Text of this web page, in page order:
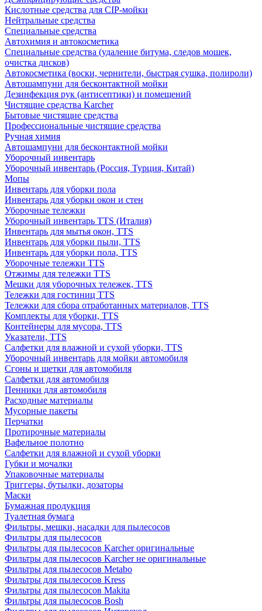
Кислотные средства для CIP-мойки
Нейтральные средства
Специальные средства
Автохимия и автокосметика
Специальные средства (удаление битума, следов мошек,
очистка дисков)
Автокосметика (воски, чернители, быстрая сушка, полироли)
Автошампуни для бесконтактной мойки
Дезинфекция рук (антисептики) и помещений
Чистящие средства Karcher
Бытовые чистящие средства
Профессиональные чистящие средства
Ручная химия
Автошампуни для бесконтактной мойки
Уборочный инвентарь
Уборочный инвентарь (Россия, Турция, Китай)
Мопы
Инвентарь для уборки пола
Инвентарь для уборки окон и стен
Уборочные тележки
Уборочный инвентарь TTS (Италия)
Инвентарь для мытья окон, TTS
Инвентарь для уборки пыли, TTS
Инвентарь для уборки пола, TTS
Уборочные тележки TTS
Отжимы для тележки TTS
Мешки для уборочных тележек, TTS
Тележки для гостиниц TTS
Тележки для сбора отработанных материалов, TTS
Комплекты для уборки, TTS
Контейнеры для мусора, TTS
Указатели, TTS
Салфетки для влажной и сухой уборки, TTS
Уборочный инвентарь для мойки автомобиля
Сгоны и щетки для автомобиля
Салфетки для автомобиля
Пенники для автомобиля
Расходные материалы
Мусорные пакеты
Перчатки
Протирочные материалы
Вафельное полотно
Салфетки для влажной и сухой уборки
Губки и мочалки
Упаковочные материалы
Триггеры, бутылки, дозаторы
Маски
Бумажная продукция
Туалетная бумага
Фильтры, мешки, насадки для пылесосов
Фильтры для пылесосов
Фильтры для пылесосов Karcher оригинальные
Фильтры для пылесосов Karcher не оригинальные
Фильтры для пылесосов Metabo
Фильтры для пылесосов Kress
Фильтры для пылесосов Makita
Фильтры для пылесосов Bosh